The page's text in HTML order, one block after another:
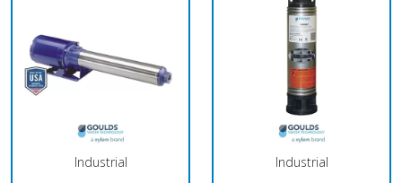
Industrial Industrial